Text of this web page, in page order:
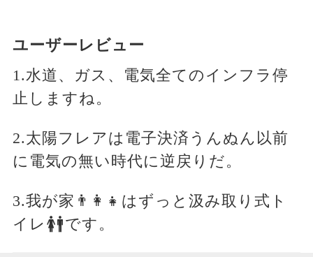
ユーザーレビュー
1.水道、ガス、電気全てのインフラ停
止しますね。
2.太陽フレアは電子決済うんぬん以前
に電気の無い時代に逆戻りだ。
3.我が家👨‍👩‍👧はずっと汲み取り式ト
イレ🚺🚹です。